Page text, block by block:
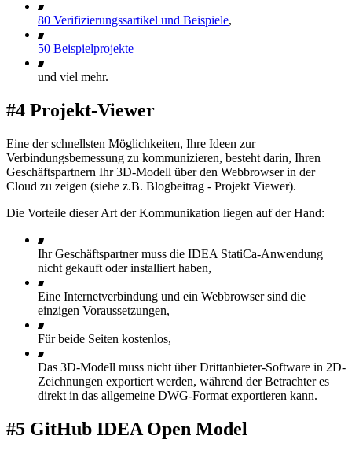
80 Verifizierungssartikel und Beispiele,
50 Beispielprojekte
und viel mehr.
#4 Projekt-Viewer
Eine der schnellsten Möglichkeiten, Ihre Ideen zur
Verbindungsbemessung zu kommunizieren, besteht darin, Ihren
Geschäftspartnern Ihr 3D-Modell über den Webbrowser in der
Cloud zu zeigen (siehe z.B. Blogbeitrag - Projekt Viewer).
Die Vorteile dieser Art der Kommunikation liegen auf der Hand:
Ihr Geschäftspartner muss die IDEA StatiCa-Anwendung
nicht gekauft oder installiert haben,
Eine Internetverbindung und ein Webbrowser sind die
einzigen Voraussetzungen,
Für beide Seiten kostenlos,
Das 3D-Modell muss nicht über Drittanbieter-Software in 2D-
Zeichnungen exportiert werden, während der Betrachter es
direkt in das allgemeine DWG-Format exportieren kann.
#5 GitHub IDEA Open Model